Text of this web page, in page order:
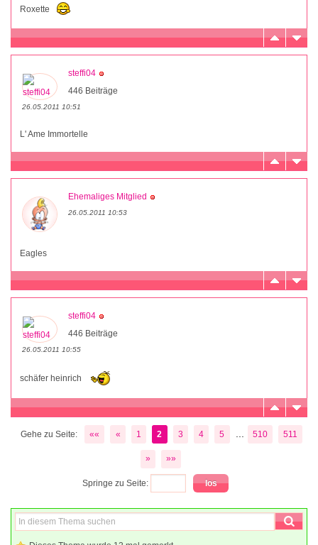
Roxette
steffi04
446 Beiträge
26.05.2011 10:51
L' Ame Immortelle
Ehemaliges Mitglied
26.05.2011 10:53
Eagles
steffi04
446 Beiträge
26.05.2011 10:55
schäfer heinrich
Gehe zu Seite: «« « 1 2 3 4 5 510 511
» »»
Springe zu Seite: